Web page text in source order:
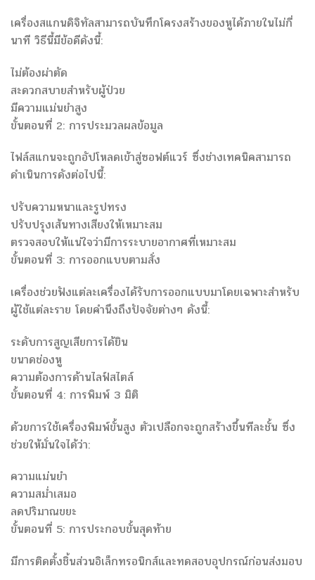
เครื่องสแกนดิจิทัลสามารถบันทึกโครงสร้างของหูได้ภายในไม่กี่
นาที วิธีนี้มีข้อดีดังนี้:
ไม่ต้องผ่าตัด
สะดวกสบายสำหรับผู้ป่วย
มีความแม่นยำสูง
ขั้นตอนที่ 2: การประมวลผลข้อมูล
ไฟล์สแกนจะถูกอัปโหลดเข้าสู่ซอฟต์แวร์ ซึ่งช่างเทคนิคสามารถ
ดำเนินการดังต่อไปนี้:
ปรับความหนาและรูปทรง
ปรับปรุงเส้นทางเสียงให้เหมาะสม
ตรวจสอบให้แน่ใจว่ามีการระบายอากาศที่เหมาะสม
ขั้นตอนที่ 3: การออกแบบตามสั่ง
เครื่องช่วยฟังแต่ละเครื่องได้รับการออกแบบมาโดยเฉพาะสำหรับ
ผู้ใช้แต่ละราย โดยคำนึงถึงปัจจัยต่างๆ ดังนี้:
ระดับการสูญเสียการได้ยิน
ขนาดช่องหู
ความต้องการด้านไลฟ์สไตล์
ขั้นตอนที่ 4: การพิมพ์ 3 มิติ
ด้วยการใช้เครื่องพิมพ์ขั้นสูง ตัวเปลือกจะถูกสร้างขึ้นทีละชั้น ซึ่ง
ช่วยให้มั่นใจได้ว่า:
ความแม่นยำ
ความสม่ำเสมอ
ลดปริมาณขยะ
ขั้นตอนที่ 5: การประกอบขั้นสุดท้าย
มีการติดตั้งชิ้นส่วนอิเล็กทรอนิกส์และทดสอบอุปกรณ์ก่อนส่งมอบ